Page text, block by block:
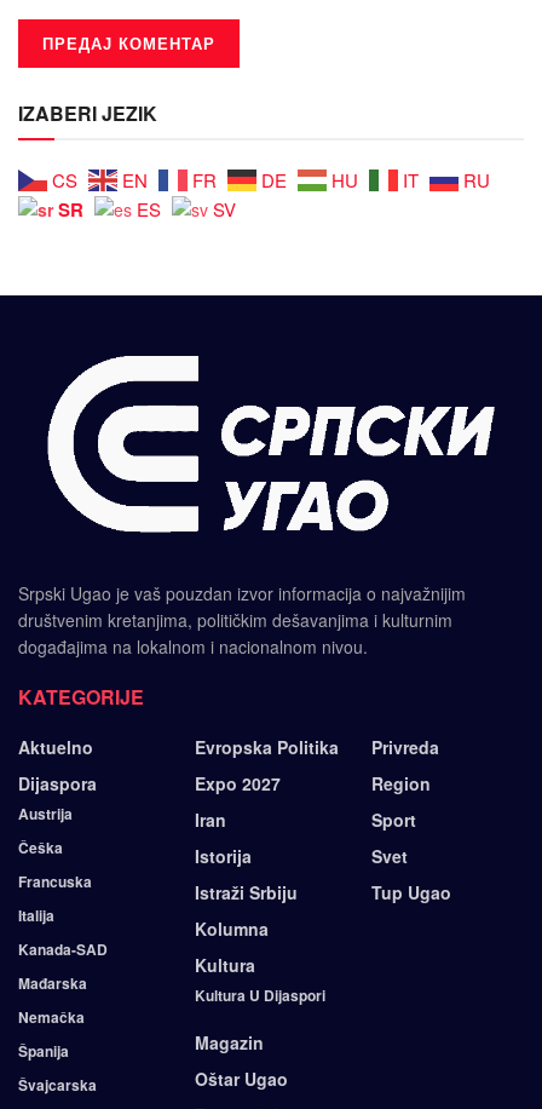
IZABERI JEZIK
CS EN FR DE HU IT RU
SR ES SV
Srpski Ugao je vaš pouzdan izvor informacija o najvažnijim
društvenim kretanjima, političkim dešavanjima i kulturnim
događajima na lokalnom i nacionalnom nivou.
KATEGORIJE
Aktuelno
Dijaspora
Austrija
Češka
Francuska
Italija
Kanada-SAD
Mađarska
Nemačka
Španija
Švajcarska
Evropska Politika
Expo 2027
Iran
Istorija
Istraži Srbiju
Kolumna
Kultura
Kultura U Dijaspori
Magazin
Oštar Ugao
Privreda
Region
Sport
Svet
Tup Ugao